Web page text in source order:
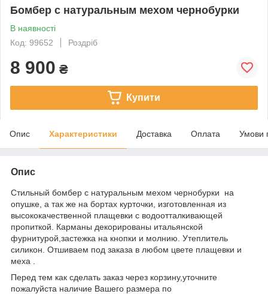
Бомбер с натуральным мехом чернобурки
В наявності
Код: 99652
Роздріб
8 900 ₴
Купити
Опис Характеристики Доставка Оплата Умови
Опис
Стильный бомбер с натуральным мехом чернобурки на
опушке, а так же на бортах курточки, изготовленная из
высококачественной плащевки с водоотталкивающей
пропиткой. Карманы декорированы итальянской
фурнитурой,застежка на кнопки и молнию. Утеплитель
силикон. Отшиваем под заказа в любом цвете плащевки и
меха .
Перед тем как сделать заказ через корзину,уточните
пожалуйста наличие Вашего размера по